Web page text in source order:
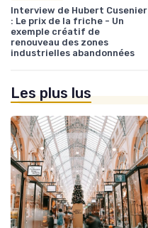
Interview de Hubert Cusenier
: Le prix de la friche - Un
exemple créatif de
renouveau des zones
industrielles abandonnées
Les plus lus